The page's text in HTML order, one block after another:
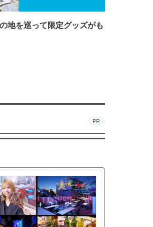
地を巡って限定グッズがも
PR